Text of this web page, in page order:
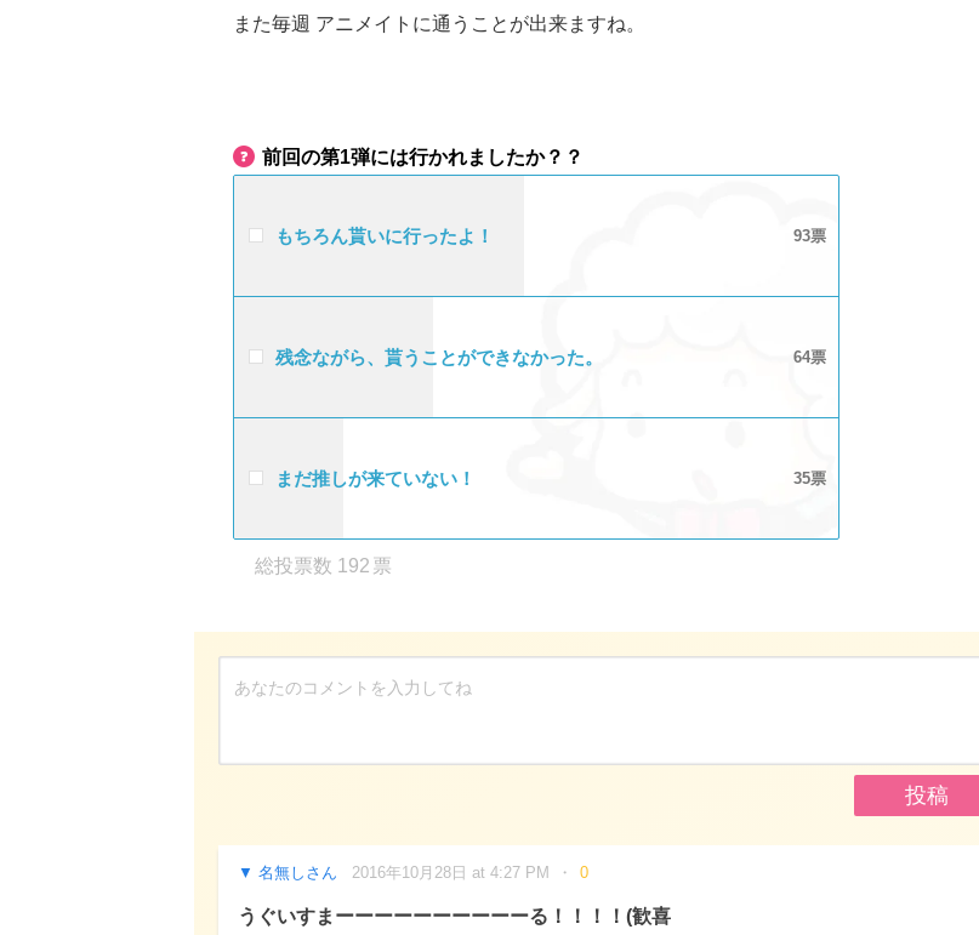
また毎週 アニメイトに通うことが出来ますね。
前回の第1弾には行かれましたか？？
もちろん貰いに行ったよ！ 93
残念ながら、貰うことができなかった。 64
まだ推しが来ていない！ 35
192
名無しさん 2016年10月28日 at 4:27 PM 0
うぐいすまーーーーーーーーーーる！！！！(歓喜